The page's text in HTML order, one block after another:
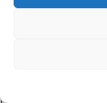
Manter registros
rendimentos
fundamental para